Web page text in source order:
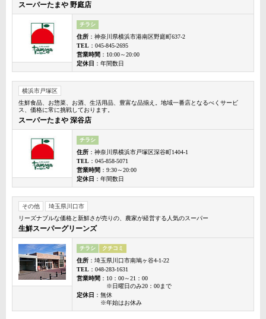
スーパーたまや 野庭店
チラシ
住所 ：神奈川県横浜市港南区野庭町637-2
TEL ：045-845-2695
営業時間 ：10:00～20:00
定休日 ：年間数日
横浜市戸塚区
生鮮食品、お惣菜、お酒、生活用品、豊富な品揃え。地域一番店となるべくサービ
ス、価格に常に挑戦しております。
スーパーたまや 深谷店
チラシ
住所 ：神奈川県横浜市戸塚区深谷町1404-1
TEL ：045-858-5071
営業時間 ：9:30～20:00
定休日 ：年間数日
その他
埼玉県川口市
リーズナブルな価格と新鮮さが売りの、農家が経営する人気のスーパー
生鮮スーパーグリーンズ
チラシ クチコミ
住所 ：埼玉県川口市南鳩ヶ谷4-1-22
TEL ：048-283-1631
営業時間 ：10：00～21：00
※日曜日のみ20：00まで
定休日 ：無休
※年始はお休み